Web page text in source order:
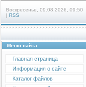
Воскресенье, 09.08.2026, 09:50
| RSS
Меню сайта
Главная страница
Информация о сайте
Каталог файлов